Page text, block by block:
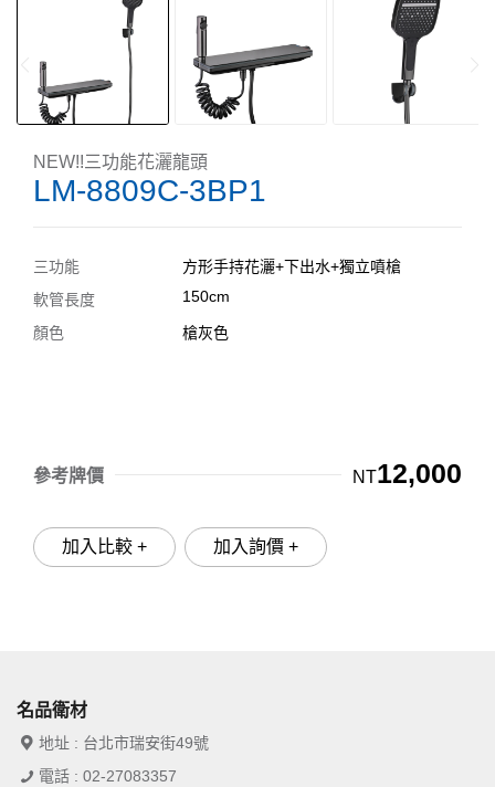
NEW!!三功能花灑龍頭
LM-8809C-3BP1
三功能
方形手持花灑+下出水+獨立噴槍
軟管長度
150cm
顏色 槍灰色
參考牌價 NT12,000
加入比較 + 加入詢價 +
名品衛材
地址 : 台北市瑞安街49號
電話 : 02-27083357